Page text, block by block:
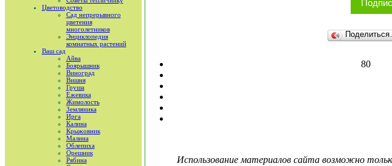
Цветоводство
Сад непрерывного
цветения
многолетников
Энциклопедия
комнатных растений
Ваш сад
Айва
Боярышник
Виноград
Вишня
Груша
Ежевика
Жимолость
Земляника
Ирга
Калина
Крыжовник
Малина
Облепиха
Орешник
Рябина
80
Использование материалов сайта возможно